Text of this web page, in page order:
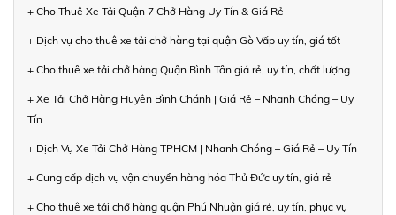
+ Cho Thuê Xe Tải Quận 7 Chở Hàng Uy Tín & Giá Rẻ
+ Dịch vụ cho thuê xe tải chở hàng tại quận Gò Vấp uy tín, giá tốt
+ Cho thuê xe tải chở hàng Quận Bình Tân giá rẻ, uy tín, chất lượng
+ Xe Tải Chở Hàng Huyện Bình Chánh | Giá Rẻ – Nhanh Chóng – Uy
Tín
+ Dịch Vụ Xe Tải Chở Hàng TPHCM | Nhanh Chóng – Giá Rẻ – Uy Tín
+ Cung cấp dịch vụ vận chuyển hàng hóa Thủ Đức uy tín, giá rẻ
+ Cho thuê xe tải chở hàng quận Phú Nhuận giá rẻ, uy tín, phục vụ